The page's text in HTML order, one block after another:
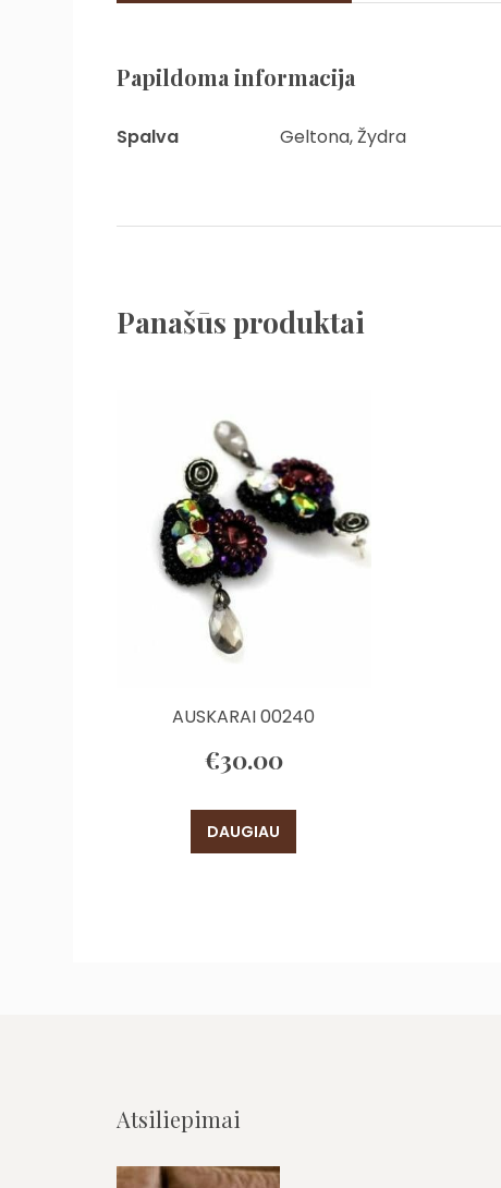
Papildoma informacija
Spalva Geltona, Žydra
Panašūs produktai
AUSKARAI 00240
€30.00
DAUGIAU
Atsiliepimai